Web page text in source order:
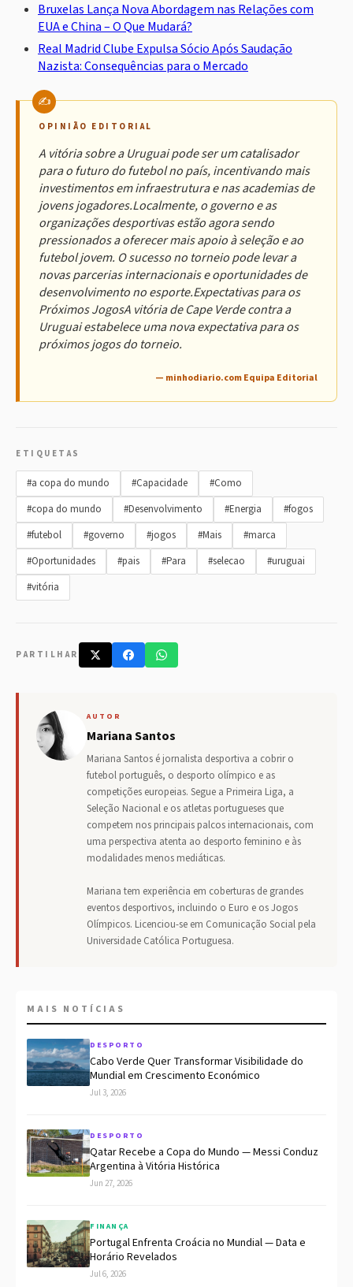
Bruxelas Lança Nova Abordagem nas Relações com
EUA e China – O Que Mudará?
Real Madrid Clube Expulsa Sócio Após Saudação
Nazista: Consequências para o Mercado
OPINIÃO EDITORIAL
A vitória sobre a Uruguai pode ser um catalisador
para o futuro do futebol no país, incentivando mais
investimentos em infraestrutura e nas academias de
jovens jogadores.Localmente, o governo e as
organizações desportivas estão agora sendo
pressionados a oferecer mais apoio à seleção e ao
futebol jovem. O sucesso no torneio pode levar a
novas parcerias internacionais e oportunidades de
desenvolvimento no esporte.Expectativas para os
Próximos JogosA vitória de Cape Verde contra a
Uruguai estabelece uma nova expectativa para os
próximos jogos do torneio.
— minhodiario.com Equipa Editorial
ETIQUETAS
#a copa do mundo #Capacidade
#Como
#copa do mundo
#Desenvolvimento #Energia
#fogos
#futebol
#governo #jogos #Mais
#marca
#Oportunidades
#pais #Para #selecao
#uruguai
#vitória
PARTILHAR
AUTOR
Mariana Santos
Mariana Santos é jornalista desportiva a cobrir o
futebol português, o desporto olímpico e as
competições europeias. Segue a Primeira Liga, a
Seleção Nacional e os atletas portugueses que
competem nos principais palcos internacionais, com
uma perspectiva atenta ao desporto feminino e às
modalidades menos mediáticas.
Mariana tem experiência em coberturas de grandes
eventos desportivos, incluindo o Euro e os Jogos
Olímpicos. Licenciou-se em Comunicação Social pela
Universidade Católica Portuguesa.
MAIS NOTÍCIAS
DESPORTO
Cabo Verde Quer Transformar Visibilidade do
Mundial em Crescimento Económico
Jul 3, 2026
DESPORTO
Qatar Recebe a Copa do Mundo — Messi Conduz
Argentina à Vitória Histórica
Jun 27, 2026
FINANÇA
Portugal Enfrenta Croácia no Mundial — Data e
Horário Revelados
Jul 6, 2026